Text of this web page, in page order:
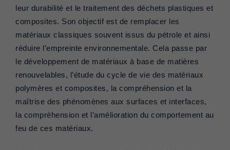
leur durabilité et le traitement des déchets plastiques et
composites. Son objectif est de remplacer les
matériaux classiques souvent issus du pétrole et ainsi
réduire l’empreinte environnementale. Cela passe par
le développement de matériaux à base de matières
renouvelables, l’étude du cycle de vie des matériaux
polymères et composites, la compréhension et la
maîtrise des phénomènes aux surfaces et interfaces,
la compréhension et l’amélioration du comportement au
feu de ces matériaux.